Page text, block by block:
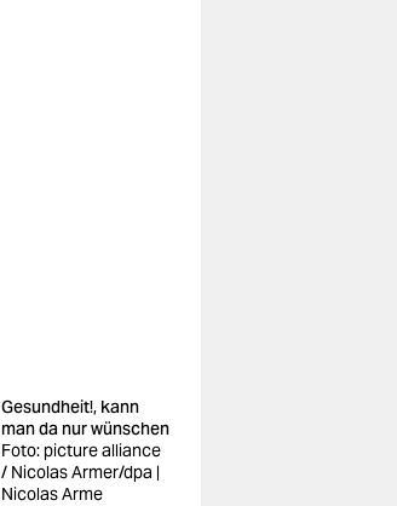
Gesundheit!, kann
man da nur wünschen
Foto: picture alliance
/ Nicolas Armer/dpa |
Nicolas Arme